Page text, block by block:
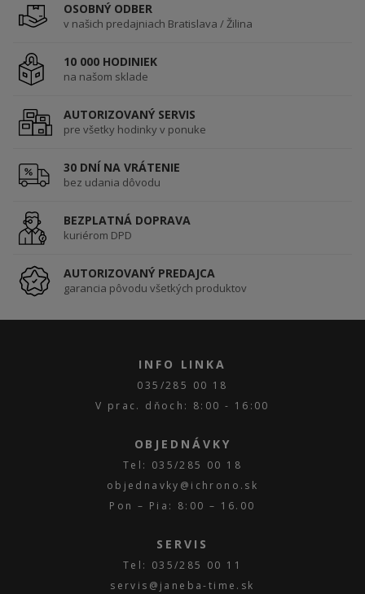
OSOBNÝ ODBER
v našich predajniach Bratislava / Žilina
10 000 HODINIEK
na našom sklade
AUTORIZOVANÝ SERVIS
pre všetky hodinky v ponuke
30 DNÍ NA VRÁTENIE
bez udania dôvodu
BEZPLATNÁ DOPRAVA
kuriérom DPD
AUTORIZOVANÝ PREDAJCA
garancia pôvodu všetkých produktov
INFO LINKA
035/285 00 18
V prac. dňoch: 8:00 - 16:00
OBJEDNÁVKY
Tel: 035/285 00 18
objednavky@ichrono.sk
Pon – Pia: 8:00 – 16.00
SERVIS
Tel: 035/285 00 11
servis@janeba-time.sk